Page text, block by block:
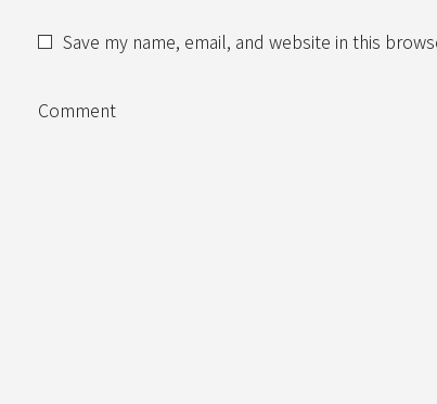
Save my name, email, and website in this
Comment